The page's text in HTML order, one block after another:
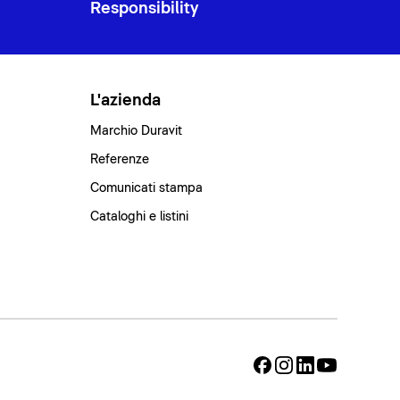
Responsibility
L'azienda
Marchio Duravit
Referenze
Comunicati stampa
Cataloghi e listini